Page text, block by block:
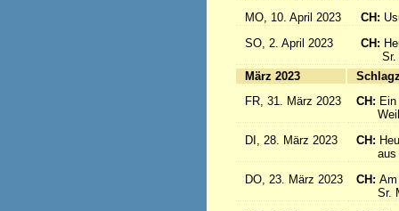
MO, 10. April 2023
CH:
SO, 2. April 2023
CH:
Sr.
März 2023
FR, 31. März 2023
CH:
DI, 28. März 2023
CH:
aus
DO, 23. März 2023
CH:
Sr.